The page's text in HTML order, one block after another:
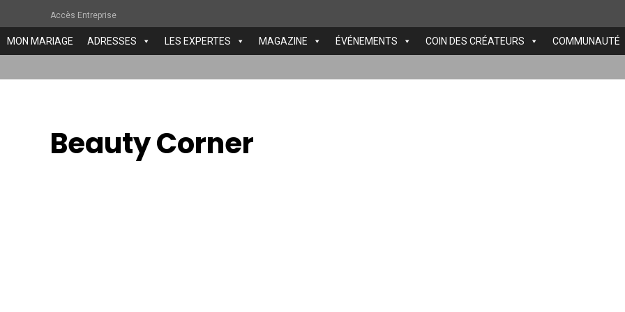
Accès Entreprise
MON MARIAGE ADRESSES LES EXPERTES MAGAZINE ÉVÉNEMENTS COIN DES CRÉATEURS COMMUNAUTÉ
Beauty Corner